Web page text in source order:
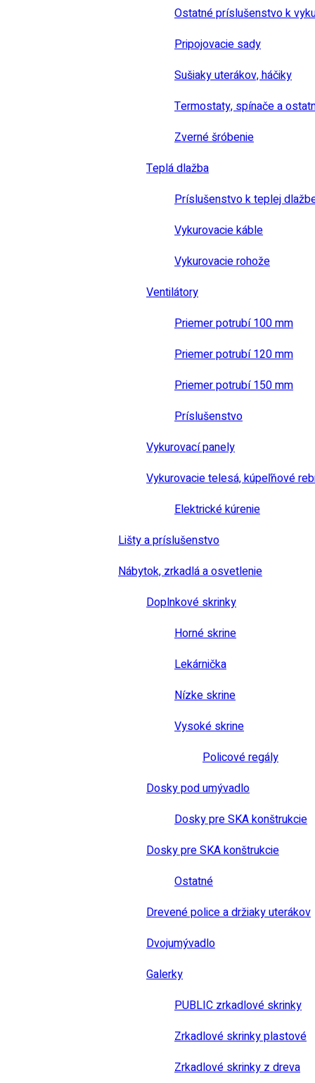
Ostatné príslušenstvo k
Pripojovacie sady
Sušiaky uterákov, háčiky
Termostaty, spínače a
Zverné šróbenie
Teplá dlažba
Príslušenstvo k teplej
Vykurovacie káble
Vykurovacie rohože
Ventilátory
Priemer potrubí 100 mm
Priemer potrubí 120 mm
Priemer potrubí 150 mm
Príslušenstvo
Vykurovací panely
Vykurovacie telesá, kúpeľňové
Elektrické kúrenie
Lišty a príslušenstvo
Nábytok, zrkadlá a osvetlenie
Doplnkové skrinky
Horné skrine
Lekárnička
Nízke skrine
Vysoké skrine
Policové regály
Dosky pod umývadlo
Dosky pre SKA konštrukcie
Dosky pre SKA konštrukcie
Ostatné
Drevené police a držiaky uterákov
Dvojumývadlo
Galerky
PUBLIC zrkadlové skrinky
Zrkadlové skrinky plastové
Zrkadlové skrinky z dreva